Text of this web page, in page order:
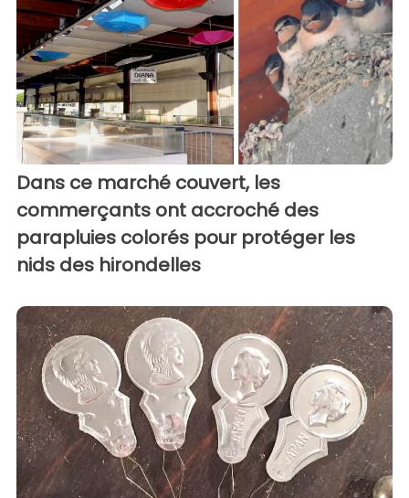
Dans ce marché couvert, les
commerçants ont accroché des
parapluies colorés pour protéger les
nids des hirondelles